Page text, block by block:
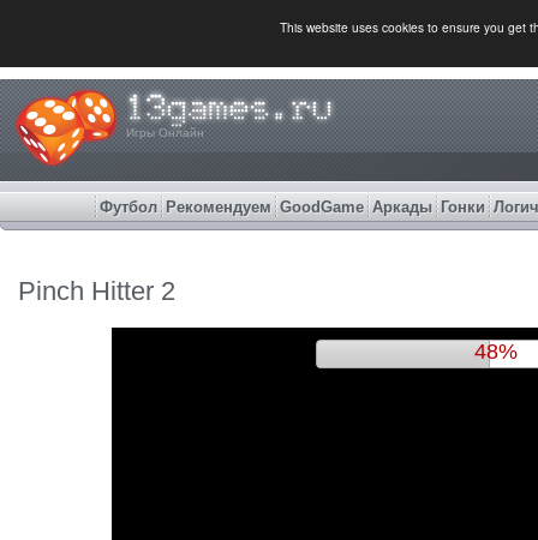
This website uses cookies to ensure you get
Игры Онлайн
Футбол Рекомендуем GoodGame Аркады Гонки
Pinch Hitter 2
52%